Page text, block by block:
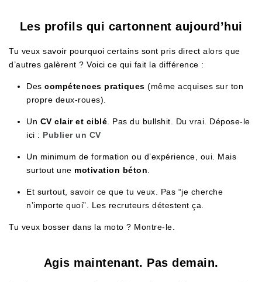
Les profils qui cartonnent aujourd’hui
Tu veux savoir pourquoi certains sont pris direct alors que
d’autres galèrent ? Voici ce qui fait la différence :
Des compétences pratiques (même acquises sur ton
propre deux-roues).
Un CV clair et ciblé . Pas du bullshit. Du vrai. Dépose-le
ici : Publier un CV
Un minimum de formation ou d’expérience, oui. Mais
surtout une motivation béton
Et surtout, savoir ce que tu veux. Pas “je cherche
n’importe quoi”. Les recruteurs détestent ça.
Tu veux bosser dans la moto ? Montre-le.
Agis maintenant. Pas demain.